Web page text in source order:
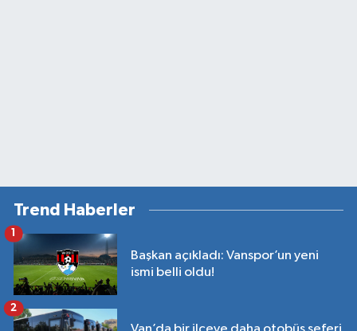
Trend Haberler
Başkan açıkladı: Vanspor’un yeni
ismi belli oldu!
2